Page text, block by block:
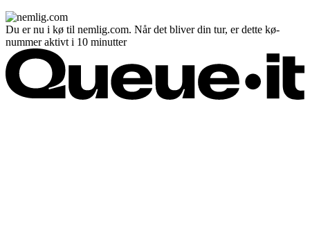
Du er nu i kø til nemlig.com. Når det bliver din tur, er dette kø-
nummer aktivt i 10 minutter